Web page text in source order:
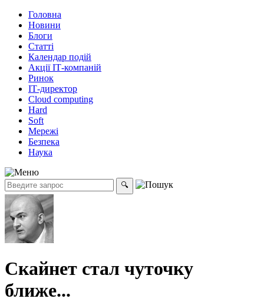
Головна
Новини
Блоги
Статті
Календар подій
Акції ІТ-компаній
Ринок
ІТ-директор
Cloud computing
Hard
Soft
Мережі
Безпека
Наука
Скайнет стал чуточку
ближе...